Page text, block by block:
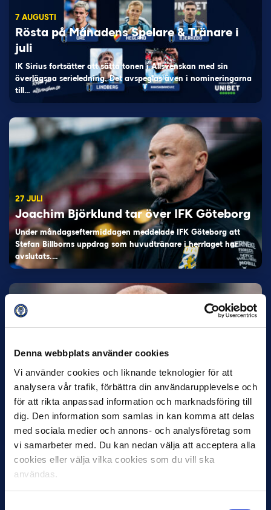
Denna webbplats använder cookies
Vi använder cookies och liknande teknologier för att
analysera vår trafik, förbättra din användarupplevelse och
för att rikta anpassad information och marknadsföring till
dig. Den information som samlas in kan komma att delas
med sociala medier och annons- och analysföretag som
vi samarbeter med. Du kan nedan välja att acceptera alla
cookies eller välja vilka cookies som du vill ska
användas.
7 AUGUSTI
Rösta på Månadens Spelare & Tränare i
juli
IK Sirius fortsätter att sätta tonen i Allsvenskan med sin
överlägsna serieledning. Det avspeglas även i nomineringarna
till…
27 JULI
Joachim Björklund tar över IFK Göteborg
Under måndagseftermiddagen meddelade IFK Göteborg att
Stefan Billborns uppdrag som huvudtränare i herrlaget har
avslutats.…
30 JUNI
Helstrup ny tränare i Malmö FF
Inleder mot…